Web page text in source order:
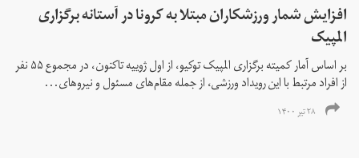
افزایش شمار ورزشکاران مبتلا به کرونا در آستانه برگزاری
المپیک
بر اساس آمار کمیته برگزاری المپیک توکیو، از اول ژوییه تاکنون، در مجموع ۵۵ نفر
از افراد مرتبط با این رویداد ورزشی، از جمله مقام‌های مسئول و نیروهای...
۲۸ تیر ۱۴۰۰